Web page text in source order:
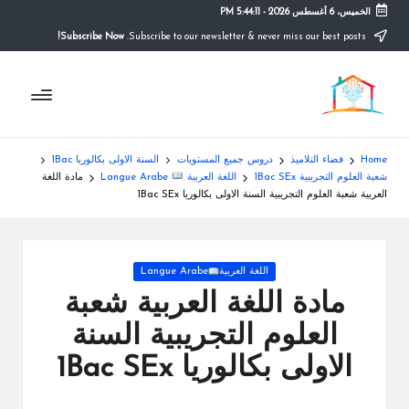
content
الخميس، 6 أغسطس 2026 -
5:44:12 PM
Subscribe Now!
م
و
ق
ع
التعليم
الصريح
Home فضاء التلاميذ دروس جميع المستويات
السنة الاولى بكالوريا 1Bac
شعبة العلوم التجريبية 1Bac SEx
اللغة العربية
مادة اللغة
العربية شعبة العلوم التجريبية السنة الاولى بكالوريا 1Bac SEx
Posted
in
اللغة العربية Langue Arabe
مادة اللغة العربية شعبة
العلوم التجريبية السنة
الاولى بكالوريا 1Bac SEx